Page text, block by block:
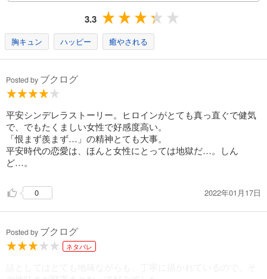
3.3
胸キュン ハッピー 癒やされる
Posted by ブクログ
平安シンデレラストーリー。ヒロインがとても真っ直ぐで健気
で、でもたくましい女性で好感度高い。
「恨まず羨まず…」の精神とても大事。
平安時代の恋愛は、ほんと女性にとっては地獄だ…。しん
ど…。
0 2022年01月17日
Posted by ブクログ
ネタバレ